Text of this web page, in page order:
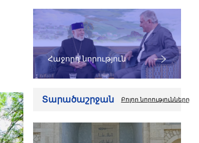
Հաջորդ նորություն
Տարածաշրջան Բոլոր նորությունները